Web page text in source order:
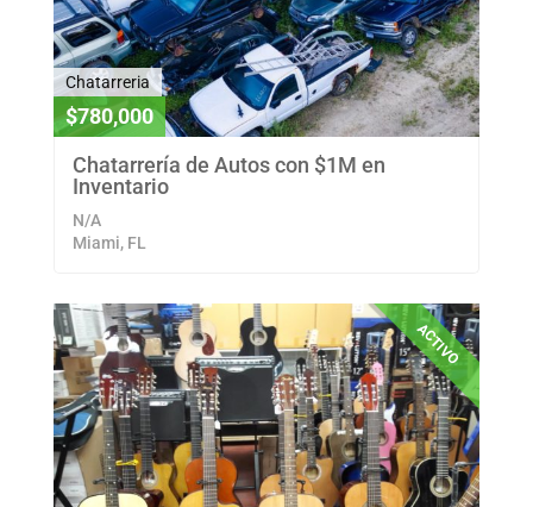
Chatarreria
$780,000
Chatarrería de Autos con $1M en
Inventario
N/A
Miami, FL
ACTIVO